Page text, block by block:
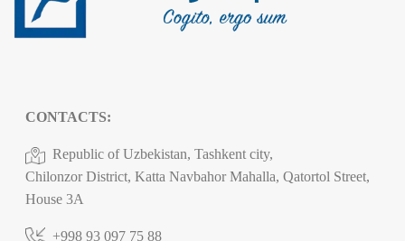
CONTACTS:
Republic of Uzbekistan, Tashkent city,
Chilonzor District, Katta Navbahor Mahalla, Qatortol Street,
House 3A
+998 93 097 75 88